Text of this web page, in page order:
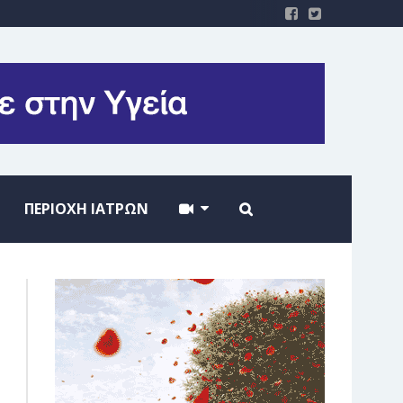
ΠΕΡΙΟΧΗ ΙΑΤΡΩΝ